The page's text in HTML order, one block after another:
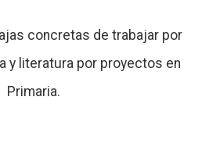
concretas de trabajar por
y literatura por proyectos en
Primaria.